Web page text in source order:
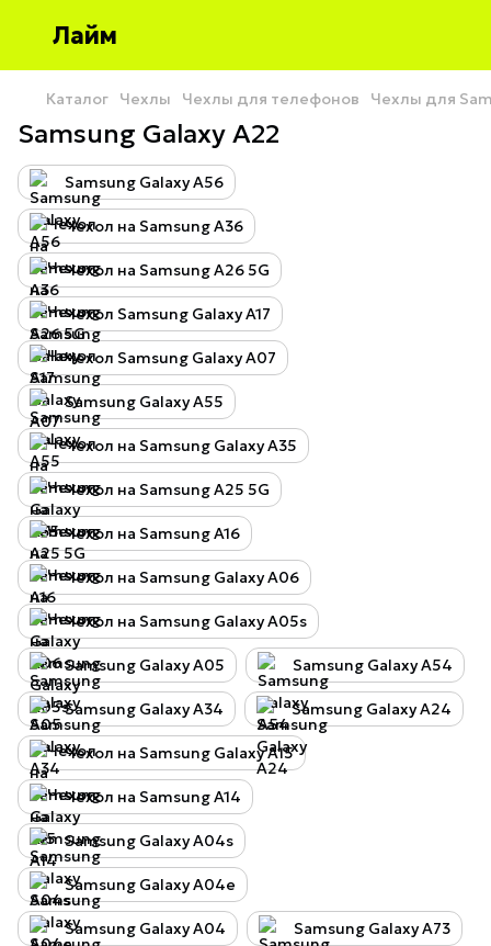
Лайм
Каталог Чехлы Чехлы для телефонов Чехлы для
Samsung Galaxy A22
Samsung Galaxy A56
Чехол на Samsung A36
Чехол на Samsung A26 5G
Чехол Samsung Galaxy A17
Чехол Samsung Galaxy A07
Samsung Galaxy A55
Чехол на Samsung Galaxy A35
Чехол на Samsung A25 5G
Чехол на Samsung A16
Чехол на Samsung Galaxy A06
Чехол на Samsung Galaxy A05s
Samsung Galaxy A05 Samsung Galaxy A54
Samsung Galaxy A34 Samsung Galaxy A24
Чехол на Samsung Galaxy A15
Чехол на Samsung A14
Samsung Galaxy A04s
Samsung Galaxy A04e
Samsung Galaxy A04 Samsung Galaxy A73